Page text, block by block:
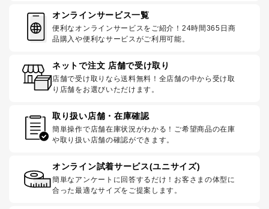
オンラインサービス一覧
便利なオンラインサービスをご紹介！24時間365日商
品購入や便利なサービスがご利用可能。
ネットで注文 店舗で受け取り
店舗で受け取りなら送料無料！全店舗の中から受け取
り店舗をお選びいただけます。
取り扱い店舗・在庫確認
簡単操作で店舗在庫状況がわかる！ご希望商品の在庫
や取り扱い店舗の確認ができます。
オンライン試着サービス(ユニサイズ)
簡単なアンケートに回答するだけ！お客さまの体型に
合った最適なサイズをご提案します。